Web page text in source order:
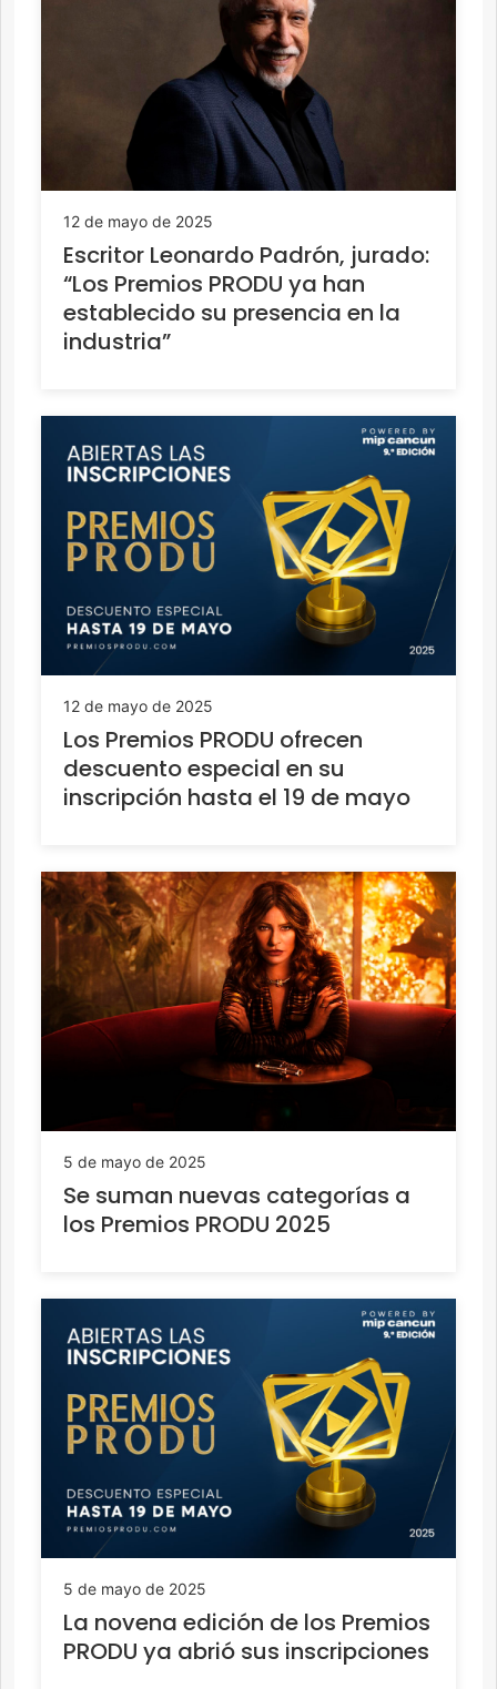
12 de mayo de 2025
Escritor Leonardo Padrón, jurado:
“Los Premios PRODU ya han
establecido su presencia en la
industria”
12 de mayo de 2025
Los Premios PRODU ofrecen
descuento especial en su
inscripción hasta el 19 de mayo
5 de mayo de 2025
Se suman nuevas categorías a
los Premios PRODU 2025
5 de mayo de 2025
La novena edición de los Premios
PRODU ya abrió sus inscripciones